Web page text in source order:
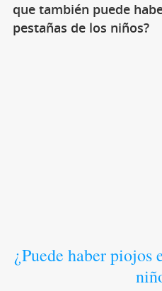
que también puede
pestañas de los niños?
¿Puede haber piojos